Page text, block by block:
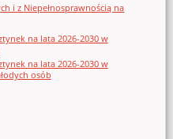
i z Niepełnosprawnością na
na lata 2026-2030 w
na lata 2026-2030 w
osób